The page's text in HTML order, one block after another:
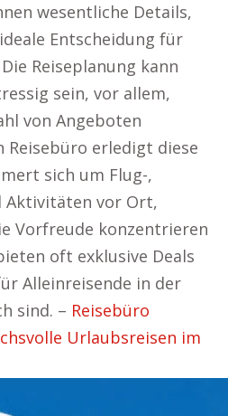
wesentliche Details,
Entscheidung für
Reiseplanung kann
sein, vor allem,
von Angeboten
Reisebüro erledigt diese
sich um Flug-,
Aktivitäten vor Ort,
Vorfreude konzentrieren
oft exklusive Deals
Alleinreisende in der
sind. – Reisebüro
Urlaubsreisen im